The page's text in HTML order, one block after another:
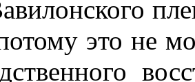
это не